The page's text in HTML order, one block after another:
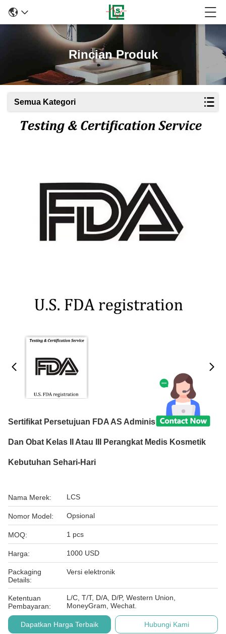
Rincian Produk
Semua Kategori
Sertifikat Persetujuan FDA AS Administrasi Makanan
Dan Obat Kelas II Atau III Perangkat Medis Kosmetik
Kebutuhan Sehari-Hari
Nama Merek: LCS
Nomor Model: Opsional
MOQ: 1 pcs
Harga: 1000 USD
Packaging
Details:
Versi elektronik
Ketentuan
Pembayaran:
L/C, T/T, D/A, D/P, Western Union,
MoneyGram, Wechat.
Dapatkan Harga Terbaik Hubungi Kami